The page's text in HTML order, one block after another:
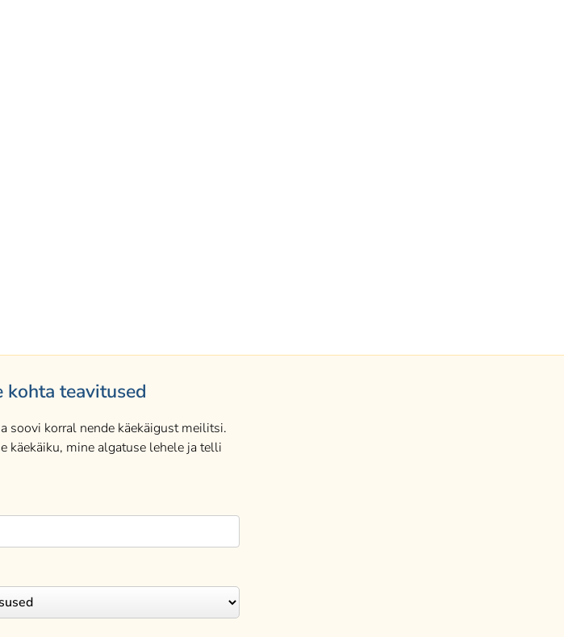
teavitused
soovi korral nende käekäigust meilitsi.
käekäiku, mine algatuse lehele ja telli